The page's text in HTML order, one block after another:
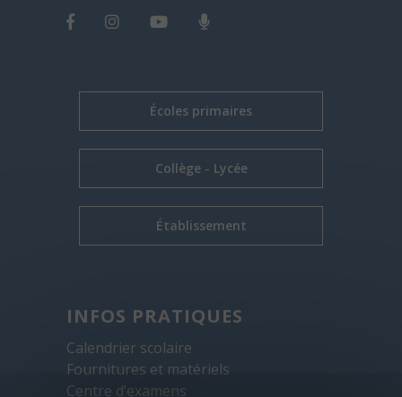
Écoles primaires
Collège - Lycée
Établissement
INFOS PRATIQUES
Calendrier scolaire
Fournitures et matériels
Centre d’examens